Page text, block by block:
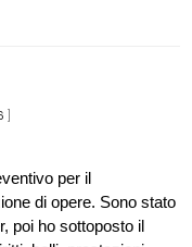
]
per il
di opere. Sono stato
poi ho sottoposto il